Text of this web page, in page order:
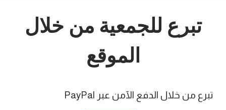
تبرع للجمعية من خلال
الموقع
تبرع من خلال الدفع الآمن عبر PayPal